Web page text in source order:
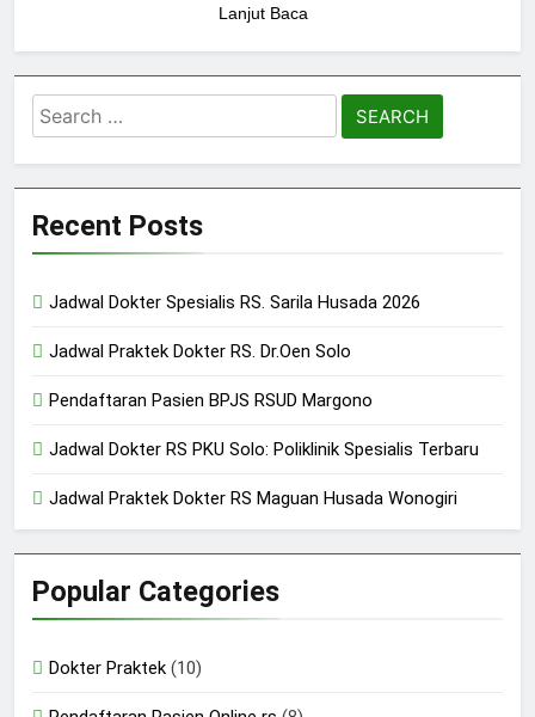
Lanjut Baca
Search
for:
Recent Posts
Jadwal Dokter Spesialis RS. Sarila Husada 2026
Jadwal Praktek Dokter RS. Dr.Oen Solo
Pendaftaran Pasien BPJS RSUD Margono
Jadwal Dokter RS PKU Solo: Poliklinik Spesialis Terbaru
Jadwal Praktek Dokter RS Maguan Husada Wonogiri
Popular Categories
Dokter Praktek (10)